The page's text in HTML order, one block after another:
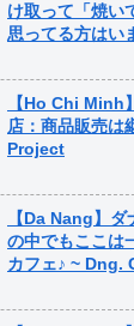
け取って「焼い
思ってる方はい
【Ho Chi Minh
店：商品販売は
Project
【Da Nang】
の中でもここは
カフェ♪ ~ Dng.